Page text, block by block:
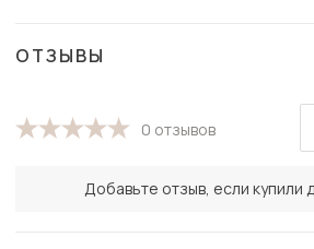
ОТЗЫВЫ
0 отзывов
Добавьте отзыв, если купили